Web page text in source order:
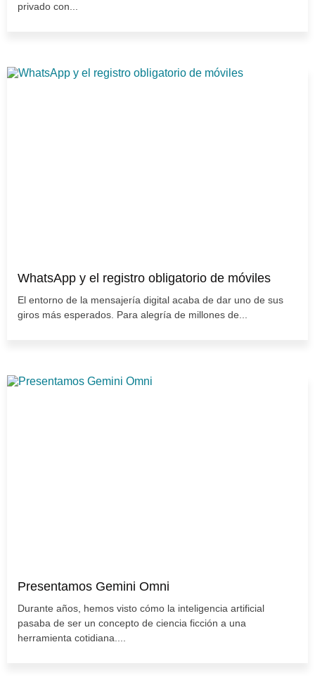
privado con...
WhatsApp y el registro obligatorio de móviles
El entorno de la mensajería digital acaba de dar uno de sus
giros más esperados. Para alegría de millones de...
Presentamos Gemini Omni
Durante años, hemos visto cómo la inteligencia artificial
pasaba de ser un concepto de ciencia ficción a una
herramienta cotidiana....